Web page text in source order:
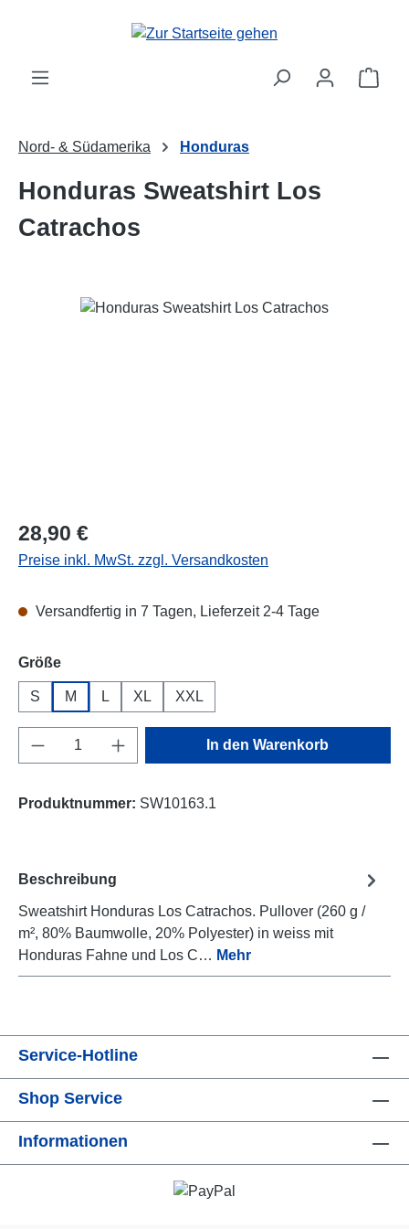
Zum Hauptinhalt springen
Nord- & Südamerika Honduras
Honduras Sweatshirt Los
Catrachos
Bildergalerie überspringen
Regulärer Preis:
28,90 €
Preise inkl. MwSt. zzgl. Versandkosten
Versandfertig in 7 Tagen, Lieferzeit 2-4 Tage
Größeauswählen
S M L XL XXL
Produkt Anzahl: Gib den gewünschten
In den Warenkorb
Produktnummer: SW10163.1
Beschreibung
Sweatshirt Honduras Los Catrachos. Pullover (260 g /
m², 80% Baumwolle, 20% Polyester) in weiss mit
Honduras Fahne und Los C… Mehr
Service-Hotline
Shop Service
Informationen